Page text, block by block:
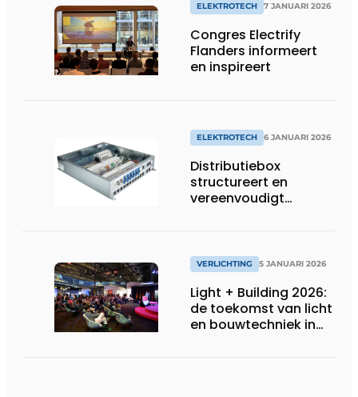
ELEKTROTECH 7 JANUARI 2026
Congres Electrify
Flanders informeert
en inspireert
ELEKTROTECH 6 JANUARI 2026
Distributiebox
structureert en
vereenvoudigt
VERLICHTING 5 JANUARI 2026
Light + Building 2026:
de toekomst van licht
en bouwtechniek in